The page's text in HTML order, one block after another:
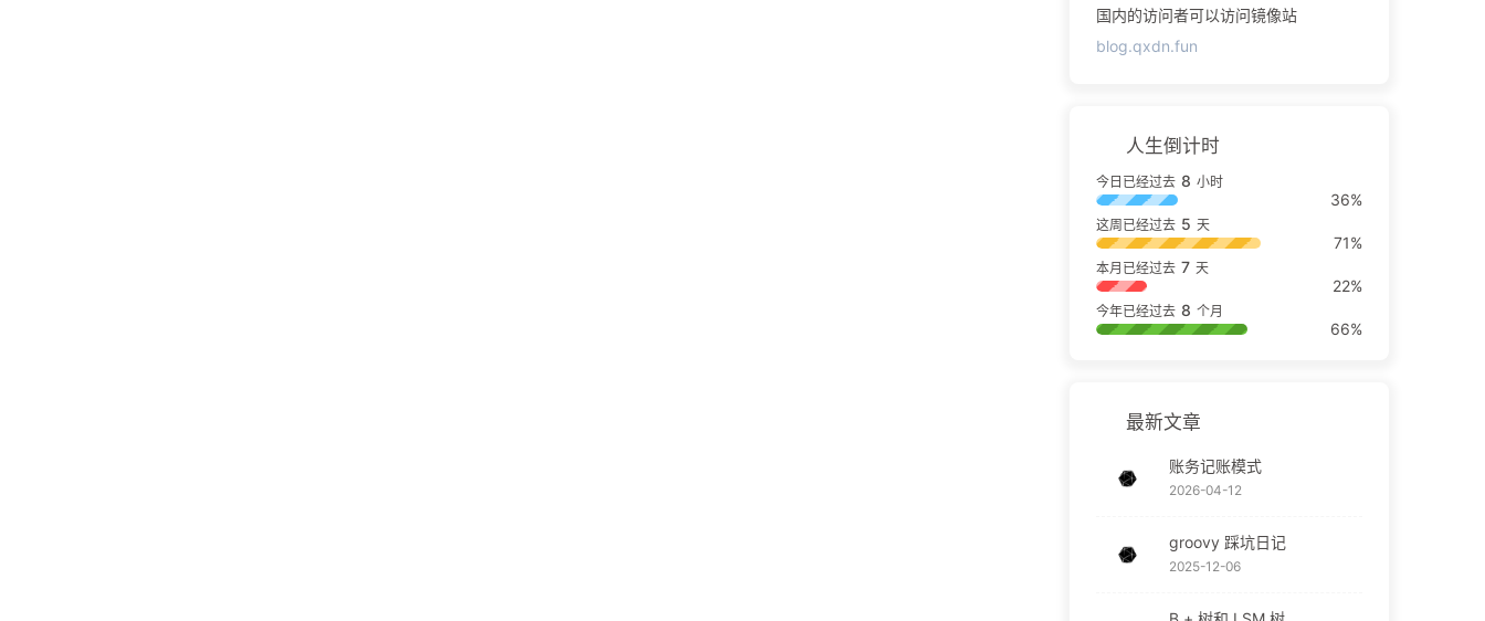
国内的访问者可以访问镜像站
blog.qxdn.fun
人生倒计时
今日已经过去 8 小时
36%
这周已经过去 5 天
71%
本月已经过去 7 天
22%
今年已经过去 8 个月
66%
最新文章
账务记账模式
2026-04-12
groovy 踩坑日记
2025-12-06